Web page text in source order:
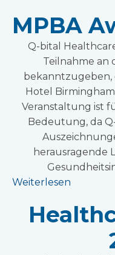
MPBA
Q-bital
Teilnahme an
bekanntzugeben,
Hotel
Veranstaltung ist
Bedeutung, da
herausragende
Weiterlesen